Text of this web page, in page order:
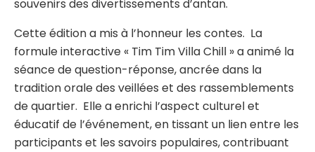
souvenirs des divertissements d’antan.
Cette édition a mis à l’honneur les contes. La
formule interactive « Tim Tim Villa Chill » a animé la
séance de question-réponse, ancrée dans la
tradition orale des veillées et des rassemblements
de quartier. Elle a enrichi l’aspect culturel et
éducatif de l’événement, en tissant un lien entre les
participants et les savoirs populaires, contribuant